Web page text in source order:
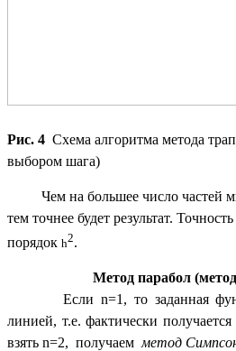
Рис. 4 Схема алгоритма метода
выбором шага)
Чем на большее число частей
тем точнее будет результат. Точность
порядок h2.
Метод парабол
Если n=1, то заданная
линией, т.е. фактически
взять n=2, получаем метод